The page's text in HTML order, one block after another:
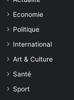
Economie
Politique
International
Art & Culture
Santé
Sport